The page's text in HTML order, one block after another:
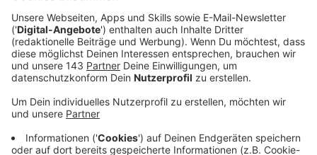
Der britische DJ und Producer Joel Corry möchte,
dass sich seine Fans den Liebeskummer von der Seele
tanzen. Mit der Single "Head & Heart", die er
zusammen mit Singer und Songwriter auf den Markt
gebracht hat, klappt das offensichtlich ganz gut.
Anzeige